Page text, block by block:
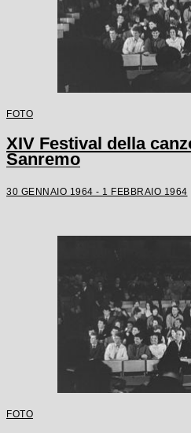
FOTO
XIV Festival della
Sanremo
30 GENNAIO 1964 - 1 FEBBRAIO 1964
FOTO